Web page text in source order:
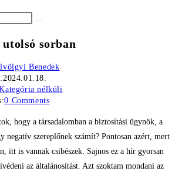
sorban
Benedek
2024.01.18.
nélküli
0 Comments
hogy a társadalomban a biztosítási ügynök, a
negatív szereplőnek számít? Pontosan azért, mert
itt is vannak csibészek. Sajnos ez a hír gyorsan
az általánosítást. Azt szoktam mondani az